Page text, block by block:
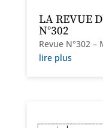
LA REVUE
N°302
Revue N°302 –
lire plus